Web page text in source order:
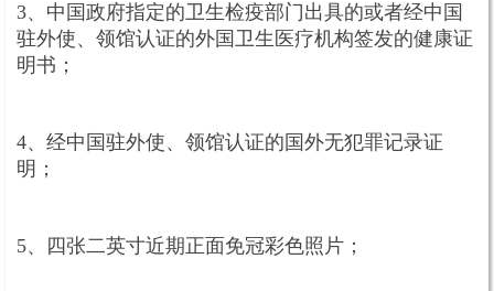
3、中国政府指定的卫生检疫部门出具的或者经中国
驻外使、领馆认证的外国卫生医疗机构签发的健康证
明书；
4、经中国驻外使、领馆认证的国外无犯罪记录证
明；
5、四张二英寸近期正面免冠彩色照片；